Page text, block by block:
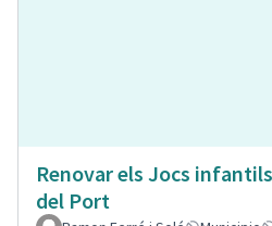
Renovar els Jocs
del Port